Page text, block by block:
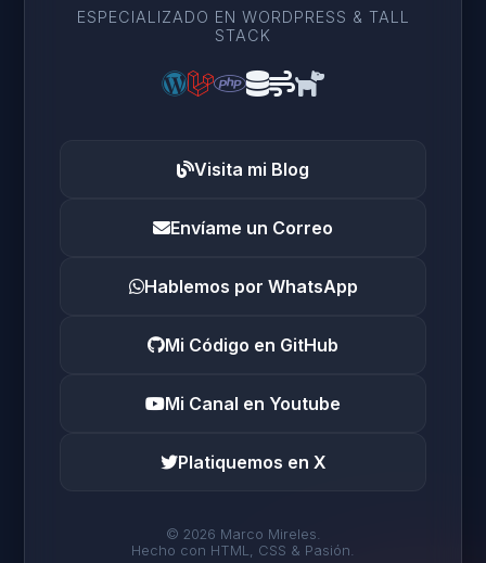
ESPECIALIZADO EN WORDPRESS & TALL
STACK
Visita mi Blog
Envíame un Correo
Hablemos por WhatsApp
Mi Código en GitHub
Mi Canal en Youtube
Platiquemos en X
© 2026 Marco Mireles.
Hecho con HTML, CSS & Pasión.